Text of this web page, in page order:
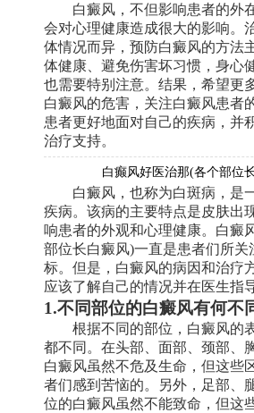
白癜风，不但影响患者的外
会对心理健康造成很大的影响。
体情况而异，预防白癜风的方法
体健康、避免伤害坏习惯，身心
也需要特别注意。结果，希望更
白癜风的危害，关注白癜风患者
患者更好地面对自己的疾病，并
治疗支持。
白癫风好医治那(各个部位
白癜风，也称为白斑病，是
疾病。该病的主要特点是皮肤出
响患者的外观和心理健康。白癜
部位长白癜风)一直是患者们所关
标。但是，白癜风的病因和治疗
应该了解自己的情况并在医生指
1.不同部位的白癜风有何不
根据不同的部位，白癜风的
都不同。在头部、面部、颈部、
白癜风虽然不危及生命，但这些
者们感到苦恼的。另外，足部、
位的白癜风虽然不能致命，但这